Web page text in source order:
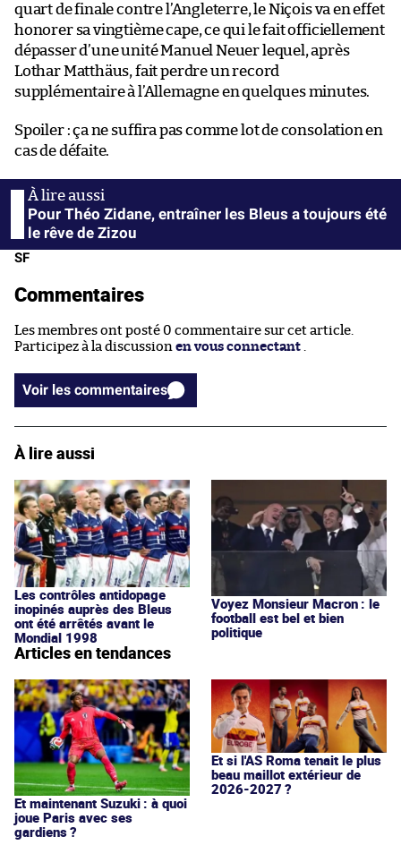
quart de finale contre l’Angleterre, le Niçois va en effet
honorer sa vingtième cape, ce qui le fait officiellement
dépasser d’une unité Manuel Neuer lequel, après
Lothar Matthäus, fait perdre un record
supplémentaire à l’Allemagne en quelques minutes.
Spoiler : ça ne suffira pas comme lot de consolation en
cas de défaite.
Pour Théo Zidane, entraîner les Bleus a toujours été
le rêve de Zizou
SF
Commentaires
Les membres ont posté 0 commentaire sur cet article.
Participez à la discussion en vous connectant
Voir les commentaires
À lire aussi
Les contrôles antidopage
inopinés auprès des Bleus
ont été arrêtés avant le
Mondial 1998
Voyez Monsieur Macron : le
football est bel et bien
politique
Articles en tendances
Et maintenant Suzuki : à quoi
joue Paris avec ses
gardiens ?
Et si l'AS Roma tenait le plus
beau maillot extérieur de
2026-2027 ?